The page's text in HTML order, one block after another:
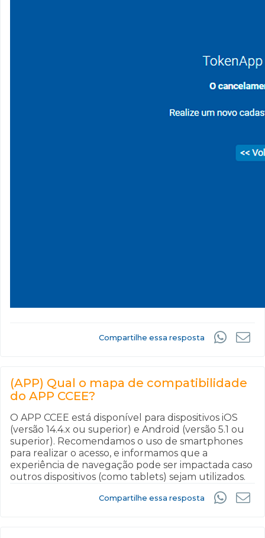
Compartilhe essa resposta
(APP) Qual o mapa de compatibilidade
do APP CCEE?
O APP CCEE está disponível para dispositivos iOS
(versão 14.4.x ou superior) e Android (versão 5.1 ou
superior). Recomendamos o uso de smartphones
para realizar o acesso, e informamos que a
experiência de navegação pode ser impactada caso
outros dispositivos (como tablets) sejam utilizados.
Compartilhe essa resposta